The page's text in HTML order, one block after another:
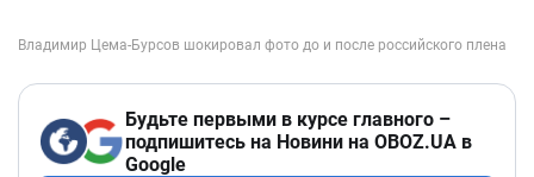
Будьте первыми в курсе главного –
подпишитесь на Новини на OBOZ.UA в
Google